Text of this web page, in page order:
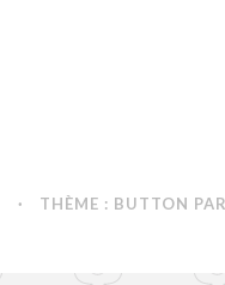
· THÈME : BUTTON